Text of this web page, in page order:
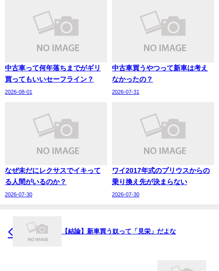
中古車って何年落ちまでがギリ
買ってもいいセーフライン？
2026-08-01
中古車買うやつって新車は考え
なかったの？
2026-07-31
なぜ未だにレクサスでイキって
る人間がいるのか？
2026-07-30
ワイ2017年式のプリウスからの
乗り換え先が決まらない
2026-07-30
【結論】新車買う奴って「見栄」だよな